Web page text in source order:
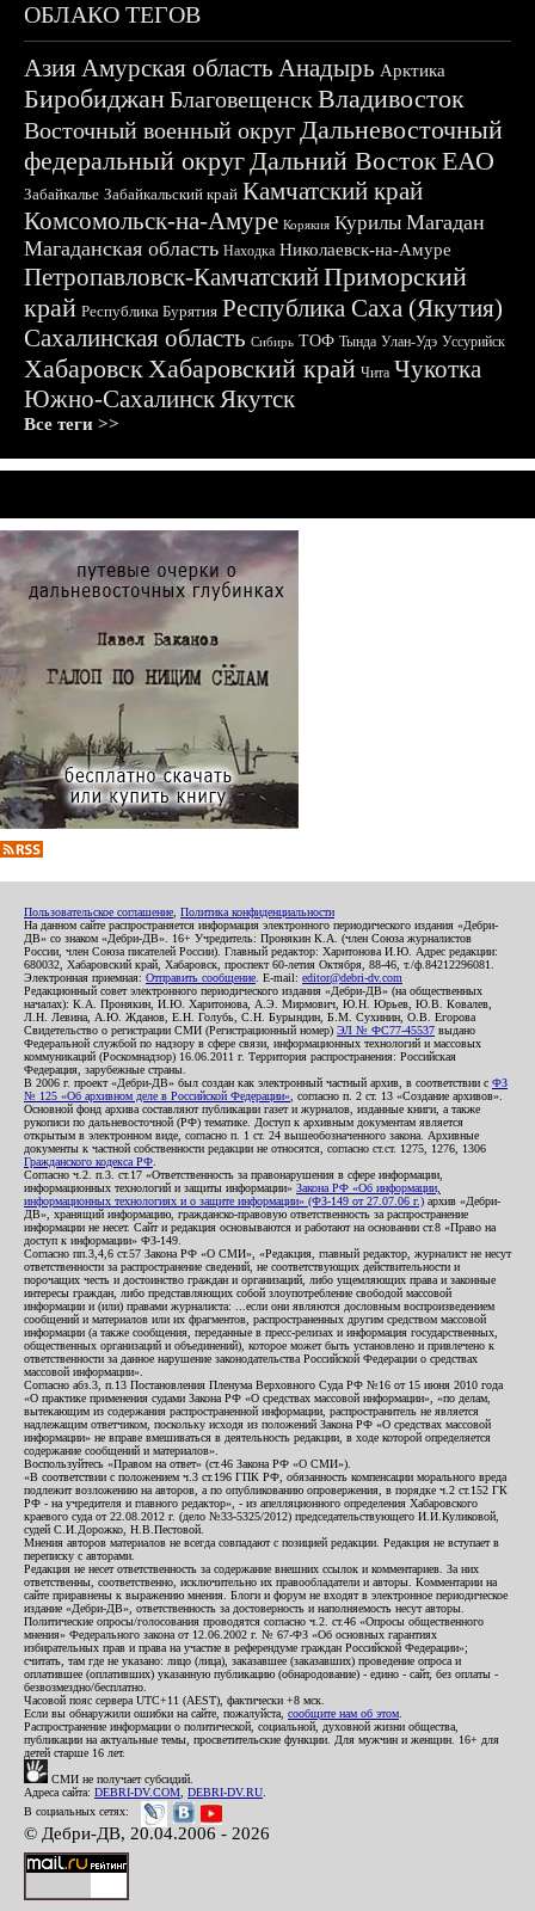
ОБЛАКО ТЕГОВ
АзияАмурская область Анадырь Арктика
БиробиджанБлаговещенскВладивосток
Восточный военный округДальневосточный
федеральный округДальний ВостокЕАО
Забайкалье Забайкальский край Камчатский край
Комсомольск-на-Амуре Корякия Курилы Магадан
Магаданская область Находка Николаевск-на-Амуре
Петропавловск-КамчатскийПриморский
край Республика Бурятия Республика Саха (Якутия)
Сахалинская область Сибирь ТОФ Тында Улан-Удэ Уссурийск
ХабаровскХабаровский край Чита Чукотка
Южно-СахалинскЯкутск
Все теги >>
Пользовательское соглашение Политика конфиденциальности
На данном сайте распространяется информация электронного периодического издания «Дебри-
ДВ» со знаком «Дебри-ДВ». 16+ Учредитель: Пронякин К.А. (член Союза журналистов
России, член Союза писателей России). Главный редактор: Харитонова И.Ю. Адрес редакции:
680032, Хабаровский край, Хабаровск, проспект 60-летия Октября, 88-46, т./ф.84212296081.
Электронная приемная: Отправить сообщение . E-mail: editor@debri-dv.com
Редакционный совет электронного периодического издания «Дебри-ДВ» (на общественных
началах): К.А. Пронякин, И.Ю. Харитонова, А.Э. Мирмович, Ю.Н. Юрьев, Ю.В. Ковалев,
Л.Н. Левина, А.Ю. Жданов, Е.Н. Голубь, С.Н. Бурындин, Б.М. Сухинин, О.В. Егорова
Свидетельство о регистрации СМИ (Регистрационный номер) ЭЛ № ФС77-45537 выдано
Федеральной службой по надзору в сфере связи, информационных технологий и массовых
коммуникаций (Роскомнадзор) 16.06.2011 г. Территория распространения: Российская
Федерация, зарубежные страны.
В 2006 г. проект «Дебри-ДВ» был создан как электронный частный архив, в соответствии с ФЗ
№ 125 «Об архивном деле в Российской Федерации» , согласно п. 2 ст. 13 «Создание архивов».
Основной фонд архива составляют публикации газет и журналов, изданные книги, а также
рукописи по дальневосточной (РФ) тематике. Доступ к архивным документам является
открытым в электронном виде, согласно п. 1 ст. 24 вышеобозначенного закона. Архивные
документы к частной собственности редакции не относятся, согласно ст.ст. 1275, 1276, 1306
Гражданского кодекса РФ
Согласно ч.2. п.3. ст.17 «Ответственность за правонарушения в сфере информации,
информационных технологий и защиты информации» Закона РФ «Об информации,
информационных технологиях и о защите информации» (ФЗ-149 от 27.07.06 г.) архив «Дебри-
ДВ», хранящий информацию, гражданско-правовую ответственность за распространение
информации не несет. Сайт и редакция основываются и работают на основании ст.8 «Право на
доступ к информации» ФЗ-149.
Согласно пп.3,4,6 ст.57 Закона РФ «О СМИ», «Редакция, главный редактор, журналист не несут
ответственности за распространение сведений, не соответствующих действительности и
порочащих честь и достоинство граждан и организаций, либо ущемляющих права и законные
интересы граждан, либо представляющих собой злоупотребление свободой массовой
информации и (или) правами журналиста: ...если они являются дословным воспроизведением
сообщений и материалов или их фрагментов, распространенных другим средством массовой
информации (а также сообщения, переданные в пресс-релизах и информация государственных,
общественных организаций и объединений), которое может быть установлено и привлечено к
ответственности за данное нарушение законодательства Российской Федерации о средствах
массовой информации».
Согласно абз.3, п.13 Постановления Пленума Верховного Суда РФ №16 от 15 июня 2010 года
«О практике применения судами Закона РФ «О средствах массовой информации», «по делам,
вытекающим из содержания распространенной информации, распространитель не является
надлежащим ответчиком, поскольку исходя из положений Закона РФ «О средствах массовой
информации» не вправе вмешиваться в деятельность редакции, в ходе которой определяется
содержание сообщений и материалов».
Воспользуйтесь «Правом на ответ» (ст.46 Закона РФ «О СМИ»).
«В соответствии с положением ч.3 ст.196 ГПК РФ, обязанность компенсации морального вреда
подлежит возложению на авторов, а по опубликованию опровержения, в порядке ч.2 ст.152 ГК
РФ - на учредителя и главного редактор», - из апелляционного определения Хабаровского
краевого суда от 22.08.2012 г. (дело №33-5325/2012) председательствующего И.И.Куликовой,
судей С.И.Дорожко, Н.В.Пестовой.
Мнения авторов материалов не всегда совпадают с позицией редакции. Редакция не вступает в
переписку с авторами.
Редакция не несет ответственность за содержание внешних ссылок и комментариев. За них
ответственны, соответственно, исключительно их правообладатели и авторы. Комментарии на
сайте приравнены к выражению мнения. Блоги и форум не входят в электронное периодическое
издание «Дебри-ДВ», ответственность за достоверность и наполняемость несут авторы.
Политические опросы/голосования проводятся согласно ч.2. ст.46 «Опросы общественного
мнения» Федерального закона от 12.06.2002 г. № 67-ФЗ «Об основных гарантиях
избирательных прав и права на участие в референдуме граждан Российской Федерации»;
считать, там где не указано: лицо (лица), заказавшее (заказавших) проведение опроса и
оплатившее (оплативших) указанную публикацию (обнародование) - едино - сайт, без оплаты -
безвозмездно/бесплатно.
Часовой пояс сервера UTC+11 (AEST), фактически +8 мск.
Если вы обнаружили ошибки на сайте, пожалуйста, сообщите нам об этом
Распространение информации о политической, социальной, духовной жизни общества,
публикации на актуальные темы, просветительские функции. Для мужчин и женщин. 16+ для
детей старше 16 лет.
СМИ не получает субсидий.
Адреса сайта: DEBRI-DV.COM DEBRI-DV.RU
В социальных сетях:
© Дебри-ДВ, 20.04.2006 - 2026